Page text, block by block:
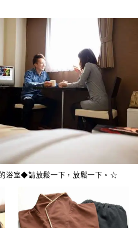
浴室◆請放鬆一下，放鬆一下。☆